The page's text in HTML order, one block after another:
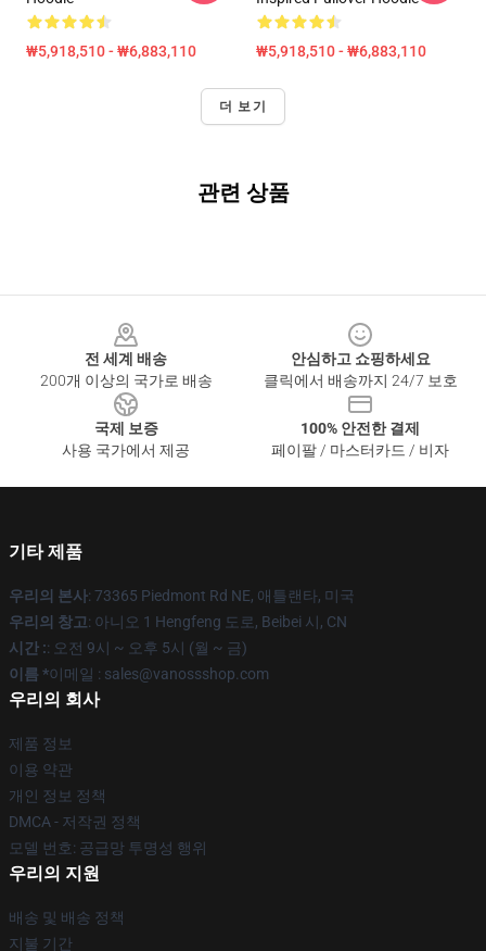
₩5,918,510 - ₩6,883,110 ₩5,918,510 - ₩6,883,110
더 보기
관련 상품
전 세계 배송
200개 이상의 국가로 배송
안심하고 쇼핑하세요
클릭에서 배송까지 24/7 보호
국제 보증
사용 국가에서 제공
100% 안전한 결제
페이팔 / 마스터카드 / 비자
기타 제품
우리의 본사: 73365 Piedmont Rd NE, 애틀랜타, 미국
우리의 창고: 아니오 1 Hengfeng 도로, Beibei 시, CN
시간 :: 오전 9시 ~ 오후 5시 (월 ~ 금)
이름 *이메일 : sales@vanossshop.com
우리의 회사
제품 정보
이용 약관
개인 정보 정책
DMCA - 저작권 정책
모델 번호: 공급망 투명성 행위
우리의 지원
배송 및 배송 정책
지불 기간